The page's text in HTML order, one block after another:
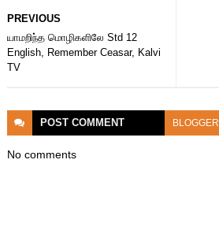
PREVIOUS
யாமறிந்த மொழிகளிலே Std 12
English, Remember Ceasar, Kalvi
TV
POST COMMENT BLOGGER
No comments